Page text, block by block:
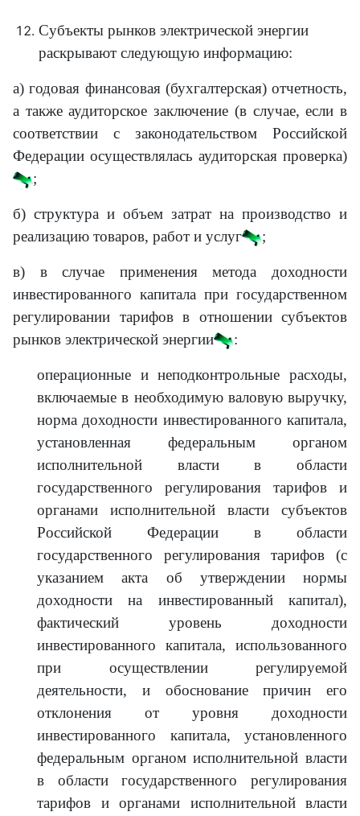
Субъекты рынков электрической энергии
раскрывают следующую информацию:
а) годовая финансовая (бухгалтерская) отчетность,
а также аудиторское заключение (в случае, если в
соответствии с законодательством Российской
Федерации осуществлялась аудиторская проверка)
;
б) структура и объем затрат на производство и
реализацию товаров, работ и услуг
;
в) в случае применения метода доходности
инвестированного капитала при государственном
регулировании тарифов в отношении субъектов
рынков электрической энергии
:
операционные и неподконтрольные расходы,
включаемые в необходимую валовую выручку,
норма доходности инвестированного капитала,
установленная федеральным органом
исполнительной власти в области
государственного регулирования тарифов и
органами исполнительной власти субъектов
Российской Федерации в области
государственного регулирования тарифов (с
указанием акта об утверждении нормы
доходности на инвестированный капитал),
фактический уровень доходности
инвестированного капитала, использованного
при осуществлении регулируемой
деятельности, и обоснование причин его
отклонения от уровня доходности
инвестированного капитала, установленного
федеральным органом исполнительной власти
в области государственного регулирования
тарифов и органами исполнительной власти